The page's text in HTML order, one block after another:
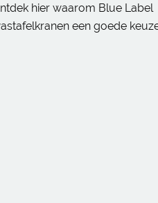
hier waarom Blue Label
een goede